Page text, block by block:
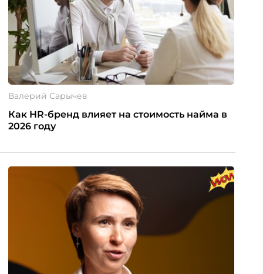
Валерий Сарычев
Как HR-бренд влияет на стоимость найма в
2026 году